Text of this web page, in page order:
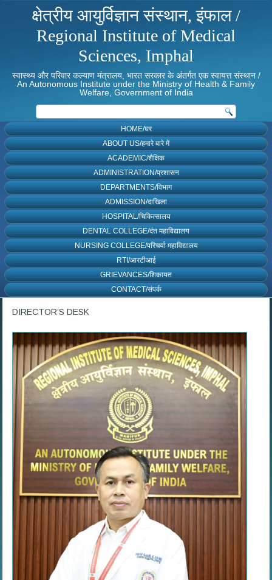
क्षेत्रीय आयुर्विज्ञान संस्थान, इंफाल /
Regional Institute of Medical
Sciences, Imphal
स्वास्थ्य और परिवार कल्याण मंत्रालय, भारत सरकार के अंतर्गत एक स्वायत्त संस्थान /
An Autonomous Institute under the Ministry of Health & Family
Welfare, Government of India
HOME/घर
ABOUT US/हमारे बारे में
ACADEMIC/शैक्षिक
ADMINISTRATION/प्रशासन
DEPARTMENTS/विभाग
ADMISSION/दाखिला
HOSPITAL/चिकित्सालय
DENTAL COLLEGE/दंत महाविद्यालय
NURSING COLLEGE/परिचर्या महाविद्यालय
RTI/आरटीआई
GRIEVANCES/शिकायत
CONTACT/संपर्क
DIRECTOR’S DESK